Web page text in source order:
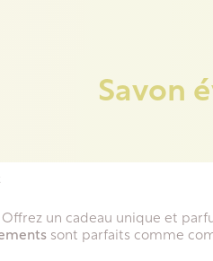
Savon
Offrez un cadeau unique et
sont parfaits comme